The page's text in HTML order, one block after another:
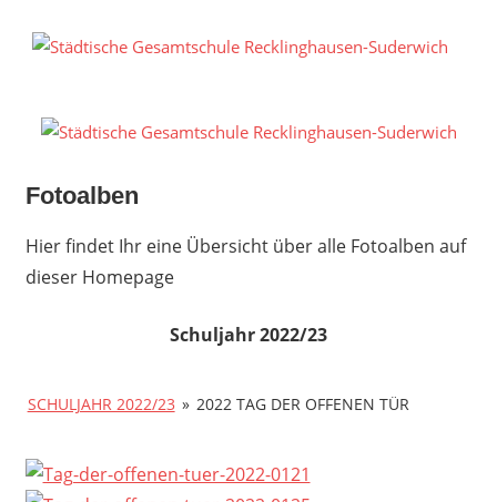
Inhalt
Fotoalben
Hier findet Ihr eine Übersicht über alle Fotoalben auf
dieser Homepage
Schuljahr 2022/23
SCHULJAHR 2022/23 » 2022 TAG DER OFFENEN TÜR